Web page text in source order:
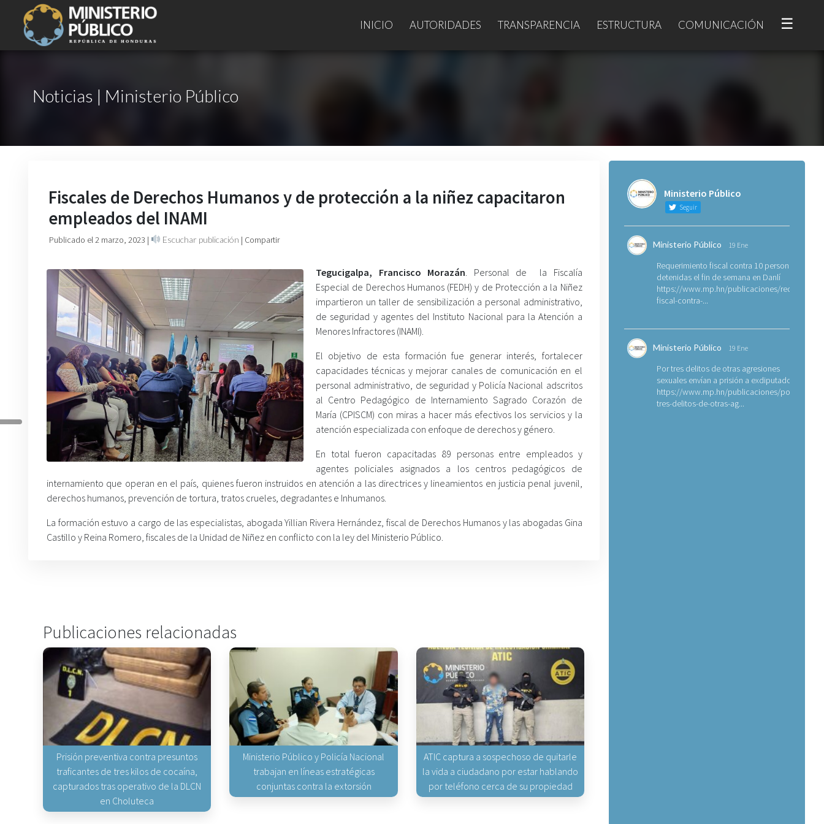
INICIO AUTORIDADES TRANSPARENCIA ESTRUCTURA COMUNICACIÓN ☰
Noticias | Ministerio Público
Fiscales de Derechos Humanos y de protección a la niñez capacitaron
empleados del INAMI
Publicado el 2 marzo, 2023 | Escuchar publicación | Compartir
Tegucigalpa, Francisco Morazán. Personal de la Fiscalía
Especial de Derechos Humanos (FEDH) y de Protección a la Niñez
impartieron un taller de sensibilización a personal administrativo,
de seguridad y agentes del Instituto Nacional para la Atención a
Menores Infractores (INAMI).
El objetivo de esta formación fue generar interés, fortalecer
capacidades técnicas y mejorar canales de comunicación en el
personal administrativo, de seguridad y Policía Nacional adscritos
al Centro Pedagógico de Internamiento Sagrado Corazón de
María (CPISCM) con miras a hacer más efectivos los servicios y la
atención especializada con enfoque de derechos y género.
En total fueron capacitadas 89 personas entre empleados y
agentes policiales asignados a los centros pedagógicos de
internamiento que operan en el país, quienes fueron instruidos en atención a las directrices y lineamientos en justicia penal juvenil,
derechos humanos, prevención de tortura, tratos crueles, degradantes e Inhumanos.
La formación estuvo a cargo de las especialistas, abogada Yillian Rivera Hernández, fiscal de Derechos Humanos y las abogadas Gina
Castillo y Reina Romero, fiscales de la Unidad de Niñez en conflicto con la ley del Ministerio Público.
Publicaciones relacionadas
Prisión preventiva contra presuntos
traficantes de tres kilos de cocaína,
capturados tras operativo de la DLCN
en Choluteca
Ministerio Público y Policía Nacional
trabajan en líneas estratégicas
conjuntas contra la extorsión
ATIC captura a sospechoso de quitarle
la vida a ciudadano por estar hablando
por teléfono cerca de su propiedad
Ministerio Público
Seguir
Ministerio Público 19 Ene
Requerimiento fiscal contra 10 personas
detenidas el fin de semana en Danlí
https://www.mp.hn/publicaciones/
fiscal-contra-...
Ministerio Público 19 Ene
Por tres delitos de otras agresiones
sexuales envían a prisión a exdiputado
https://www.mp.hn/publicaciones/por-
tres-delitos-de-otras-ag...